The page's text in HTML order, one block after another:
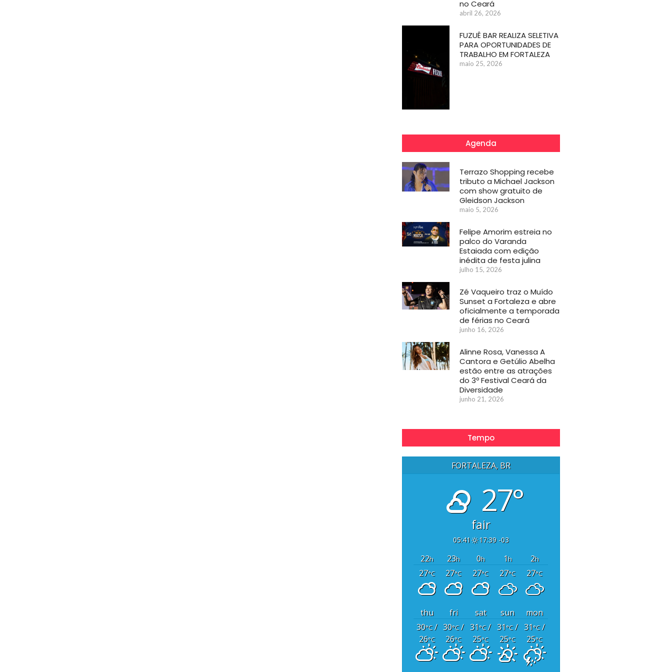
no Ceará
abril 26, 2026
FUZUÊ BAR REALIZA SELETIVA
PARA OPORTUNIDADES DE
TRABALHO EM FORTALEZA
maio 25, 2026
Agenda
Terrazo Shopping recebe
tributo a Michael Jackson
com show gratuito de
Gleidson Jackson
maio 5, 2026
Felipe Amorim estreia no
palco do Varanda
Estaiada com edição
inédita de festa julina
julho 15, 2026
Zé Vaqueiro traz o Muído
Sunset a Fortaleza e abre
oficialmente a temporada
de férias no Ceará
junho 16, 2026
Alinne Rosa, Vanessa A
Cantora e Getúlio Abelha
estão entre as atrações
do 3º Festival Ceará da
Diversidade
junho 21, 2026
Tempo
FORTALEZA, BR
27°
fair
05:41 17:39 -03
22h 23h 0h 1h 2h
27°C 27°C 27°C 27°C 27°C
thu fri sat sun
mon
30°C/
26°C
30°C/
26°C
31°C/
25°C
31°C/
25°C
31°C/
25°C